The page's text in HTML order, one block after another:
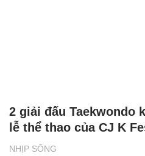
NHỊP SỐNG
2 giải đấu Taekwondo
lễ thể thao của CJ K